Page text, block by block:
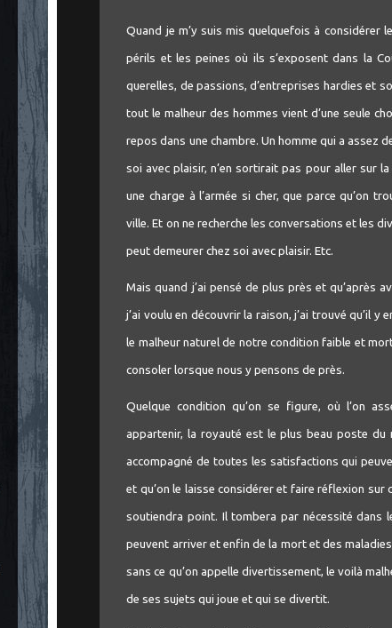
Quand je m’y suis mis quelquefois à considérer
périls et les peines où ils s’exposent dans la
querelles, de passions, d’entreprises hardies et
tout le malheur des hommes vient d’une seule
repos dans une chambre. Un homme qui a assez
soi avec plaisir, n’en sortirait pas pour aller sur la
une charge à l’armée si cher, que parce qu’on
ville. Et on ne recherche les conversations et les
peut demeurer chez soi avec plaisir. Etc.
Mais quand j’ai pensé de plus près et qu’après
j’ai voulu en découvrir la raison, j’ai trouvé qu’il
le malheur naturel de notre condition faible et
consoler lorsque nous y pensons de près.
Quelque condition qu’on se figure, où l’on
appartenir, la royauté est le plus beau poste du
accompagné de toutes les satisfactions qui
et qu’on le laisse considérer et faire réflexion sur
soutiendra point. Il tombera par nécessité dans
peuvent arriver et enfin de la mort et des
sans ce qu’on appelle divertissement, le voilà
de ses sujets qui joue et qui se divertit.